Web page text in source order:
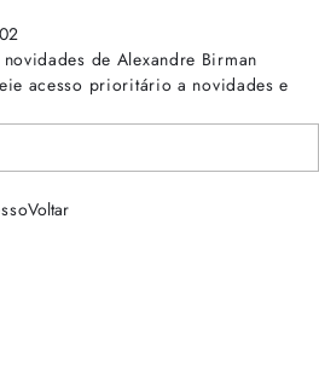
de Alexandre Birman
acesso prioritário a novidades e
Voltar